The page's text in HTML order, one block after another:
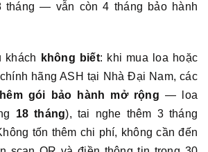
tháng — vẫn còn 4 tháng bảo hành
khách không biết: khi mua loa hoặc
hãng ASH tại Nhà Đại Nam, các
gói bảo hành mở rộng — loa
18 tháng), tai nghe thêm 3 tháng
tốn thêm chi phí, không cần đến